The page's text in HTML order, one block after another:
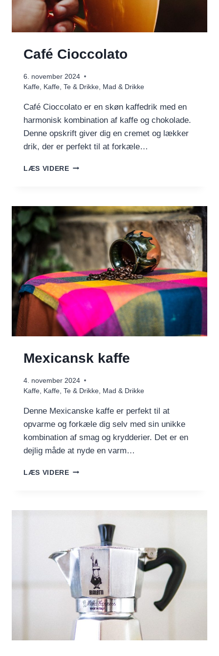
Café Cioccolato
6. november 2024
Kaffe Kaffe, Te & Drikke Mad & Drikke
Café Cioccolato er en skøn kaffedrik med en
harmonisk kombination af kaffe og chokolade.
Denne opskrift giver dig en cremet og lækker
drik, der er perfekt til at forkæle…
LÆS VIDERECAFÉ
Mexicansk kaffe
4. november 2024
Kaffe
Kaffe, Te & Drikke Mad & Drikke
Denne Mexicanske kaffe er perfekt til at
opvarme og forkæle dig selv med sin unikke
kombination af smag og krydderier. Det er en
dejlig måde at nyde en varm…
LÆS VIDEREMEXICANSK